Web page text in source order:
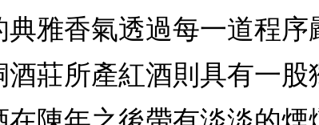
雅香氣透過每一道程序
莊所產紅酒則具有一